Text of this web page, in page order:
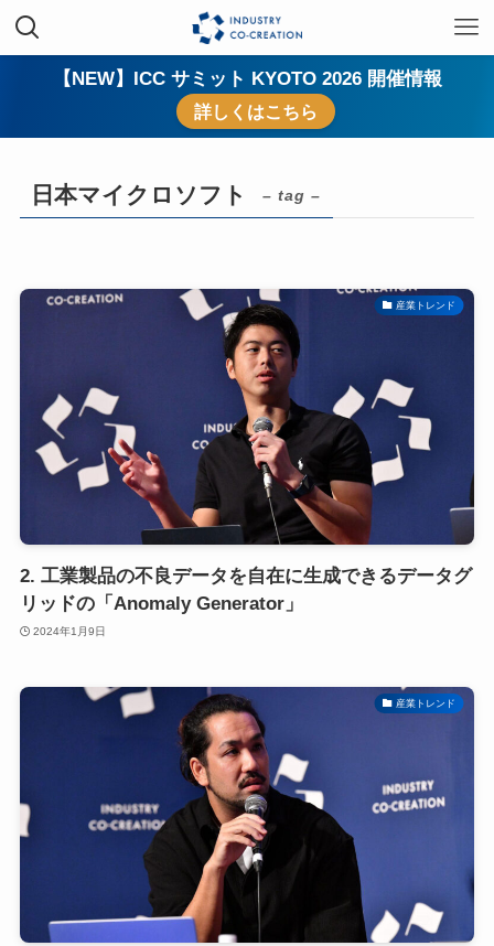
【NEW】ICC サミット KYOTO 2026 開催情報
詳しくはこちら
日本マイクロソフト – tag –
産業トレンド
2. 工業製品の不良データを自在に生成できるデータグ
リッドの「Anomaly Generator」
2024年1月9日
産業トレンド